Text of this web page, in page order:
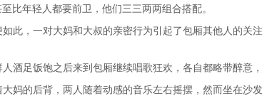
比年轻人都要前卫，他们三三两两组合搭配。
此，一对大妈和大叔的亲密行为引起了包厢其他人的关
酒足饭饱之后来到包厢继续唱歌狂欢，各自都略带醉意
妈的后背，两人随着动感的音乐左右摇摆，然而坐在沙